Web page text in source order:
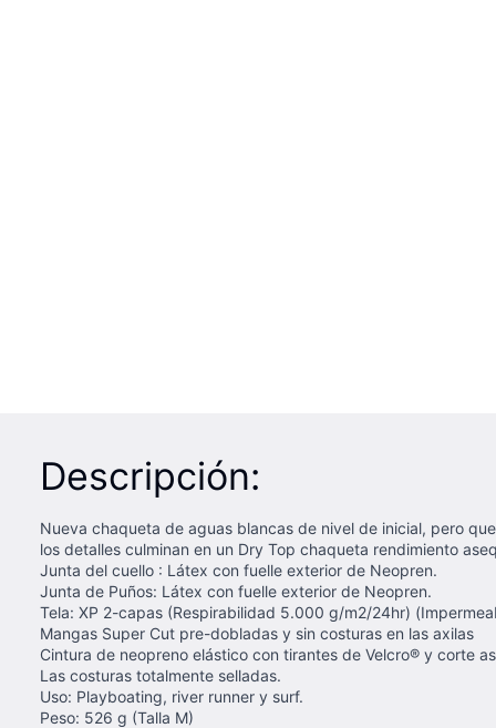
Descripción:
Nueva chaqueta de aguas blancas de nivel de inicial, pero
los detalles culminan en un Dry Top chaqueta rendimiento
Junta del cuello : Látex con fuelle exterior de Neopren.
Junta de Puños: Látex con fuelle exterior de Neopren.
Tela: XP 2-capas (Respirabilidad 5.000 g/m2/24hr)
Mangas Super Cut pre-dobladas y sin costuras en las axilas
Cintura de neopreno elástico con tirantes de Velcro® y corte
Las costuras totalmente selladas.
Uso: Playboating, river runner y surf.
Peso: 526 g (Talla M)